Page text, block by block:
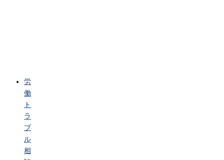
労
働
ト
ラ
ブ
ル
相